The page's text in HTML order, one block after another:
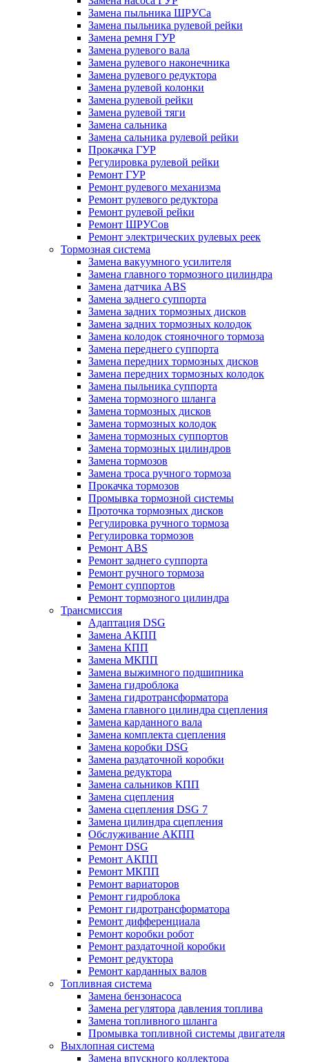
Замена пыльника ШРУСа
Замена пыльника рулевой рейки
Замена ремня ГУР
Замена рулевого вала
Замена рулевого наконечника
Замена рулевого редуктора
Замена рулевой колонки
Замена рулевой рейки
Замена рулевой тяги
Замена сальника
Замена сальника рулевой рейки
Прокачка ГУР
Регулировка рулевой рейки
Ремонт ГУР
Ремонт рулевого механизма
Ремонт рулевого редуктора
Ремонт рулевой рейки
Ремонт ШРУСов
Ремонт электрических рулевых реек
Тормозная система
Замена вакуумного усилителя
Замена главного тормозного цилиндра
Замена датчика ABS
Замена заднего суппорта
Замена задних тормозных дисков
Замена задних тормозных колодок
Замена колодок стояночного тормоза
Замена переднего суппорта
Замена передних тормозных дисков
Замена передних тормозных колодок
Замена пыльника суппорта
Замена тормозного шланга
Замена тормозных дисков
Замена тормозных колодок
Замена тормозных суппортов
Замена тормозных цилиндров
Замена тормозов
Замена троса ручного тормоза
Прокачка тормозов
Промывка тормозной системы
Проточка тормозных дисков
Регулировка ручного тормоза
Регулировка тормозов
Ремонт ABS
Ремонт заднего суппорта
Ремонт ручного тормоза
Ремонт суппортов
Ремонт тормозного цилиндра
Трансмиссия
Адаптация DSG
Замена АКПП
Замена КПП
Замена МКПП
Замена выжимного подшипника
Замена гидроблока
Замена гидротрансформатора
Замена главного цилиндра сцепления
Замена карданного вала
Замена комплекта сцепления
Замена коробки DSG
Замена раздаточной коробки
Замена редуктора
Замена сальников КПП
Замена сцепления
Замена сцепления DSG 7
Замена цилиндра сцепления
Обслуживание АКПП
Ремонт DSG
Ремонт АКПП
Ремонт МКПП
Ремонт вариаторов
Ремонт гидроблока
Ремонт гидротрансформатора
Ремонт дифференциала
Ремонт коробки робот
Ремонт раздаточной коробки
Ремонт редуктора
Ремонт карданных валов
Топливная система
Замена бензонасоса
Замена регулятора давления топлива
Замена топливного шланга
Промывка топливной системы двигателя
Выхлопная система
Замена впускного коллектора